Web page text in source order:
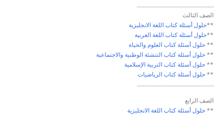
…………………………………………….
الصف الثالث
**حلول أسئلة كتاباللغة الانجليزية
**حلول أسئلة كتاباللغة العربية
**حلول أسئلة كتابالعلوم والحياة
**حلول أسئلة كتابالتنشئة الوطنية والاجتماعية
**حلول أسئلة كتابالتربية الإسلامية
**حلول أسئلة كتابالرياضيات
…………………………………………….
الصف الرابع
**حلول أسئلة كتاباللغة الانجليزية